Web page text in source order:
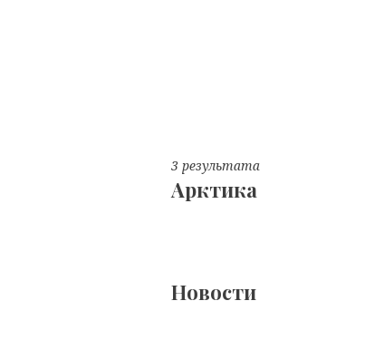
3 результата
Арктика
Новости